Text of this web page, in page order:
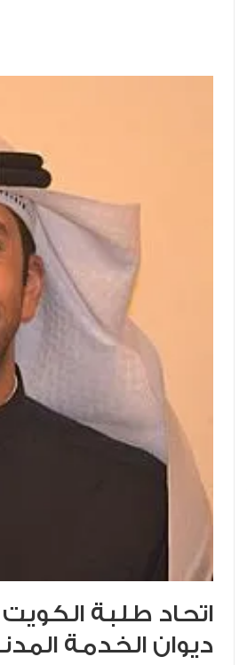
اتحاد طلبة
ديوان الخدمة